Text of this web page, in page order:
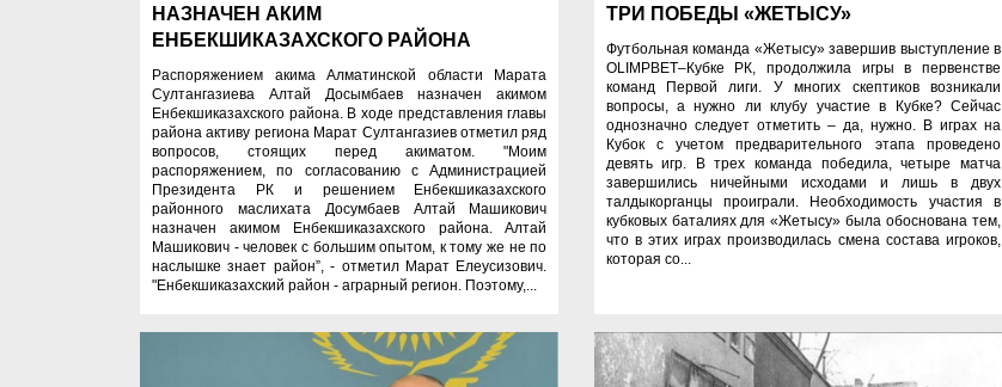
НАЗНАЧЕН АКИМ
ЕНБЕКШИКАЗАХСКОГО РАЙОНА
Распоряжением акима Алматинской области Марата
Султангазиева Алтай Досымбаев назначен акимом
Енбекшиказахского района. В ходе представления главы
района активу региона Марат Султангазиев отметил ряд
вопросов, стоящих перед акиматом. "Моим
распоряжением, по согласованию с Администрацией
Президента РК и решением Енбекшиказахского
районного маслихата Досумбаев Алтай Машикович
назначен акимом Енбекшиказахского района. Алтай
Машикович - человек с большим опытом, к тому же не по
наслышке знает район”, - отметил Марат Елеусизович.
"Енбекшиказахский район - аграрный регион. Поэтому,...
ТРИ ПОБЕДЫ «ЖЕТЫСУ»
Футбольная команда «Жетысу» завершив выступление в
OLIMPBET–Кубке РК, продолжила игры в первенстве
команд Первой лиги. У многих скептиков возникали
вопросы, а нужно ли клубу участие в Кубке? Сейчас
однозначно следует отметить – да, нужно. В играх на
Кубок с учетом предварительного этапа проведено
девять игр. В трех команда победила, четыре матча
завершились ничейными исходами и лишь в двух
талдыкорганцы проиграли. Необходимость участия в
кубковых баталиях для «Жетысу» была обоснована тем,
что в этих играх производилась смена состава игроков,
которая со...